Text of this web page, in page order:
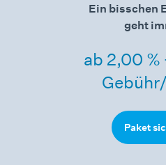
Ein bisschen
geht
ab 2,00
Paket